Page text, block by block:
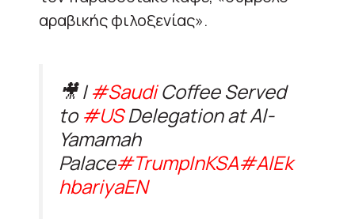
αραβικής φιλοξενίας».
🎥 |#SaudiCoffee Served
to#USDelegation at Al-
Yamamah
Palace#TrumpInKSA#AlEk
hbariyaEN